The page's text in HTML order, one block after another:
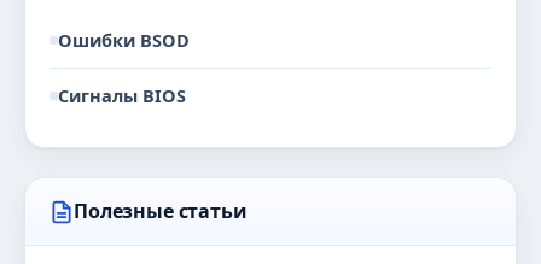
Ошибки BSOD
Сигналы BIOS
Полезные статьи